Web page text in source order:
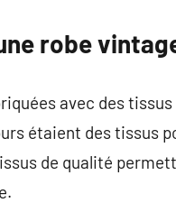
robe
avec des
étaient des tissus
de qualité